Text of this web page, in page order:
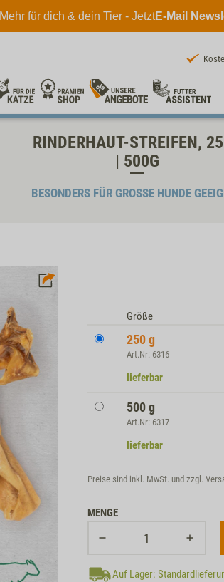
Mehr für dich & dein Tier - JetztE-Mail
RINDERHAUT-STREIFEN,
| 500G
BESONDERS FÜR GROSSE HUNDE
Größe
250 g
Art.Nr: 6316
lieferbar
500 g
Art.Nr: 6317
lieferbar
Preise sind inkl. MwSt. und zzgl.
MENGE
Auf Lager: